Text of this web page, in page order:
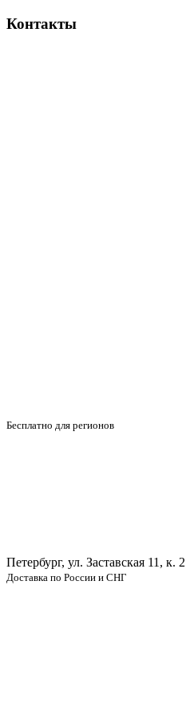
Контакты
Бесплатно для регионов
Петербург, ул. Заставская 11, к. 2
Доставка по России и СНГ